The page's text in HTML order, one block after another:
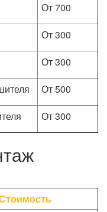
От 700
От 300
От 300
От 500
От 300